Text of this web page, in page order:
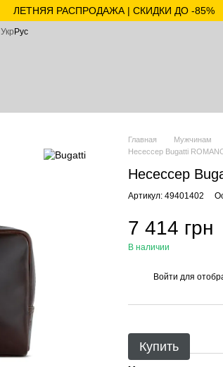
ЛЕТНЯЯ РАСПРОДАЖА | СКИДКИ ДО -85%
Укр Рус
Главная Мужчинам
Несессер Bugatti
Несессер
Артикул: 49401402
7 414 грн
В наличии
Войти для
Купить